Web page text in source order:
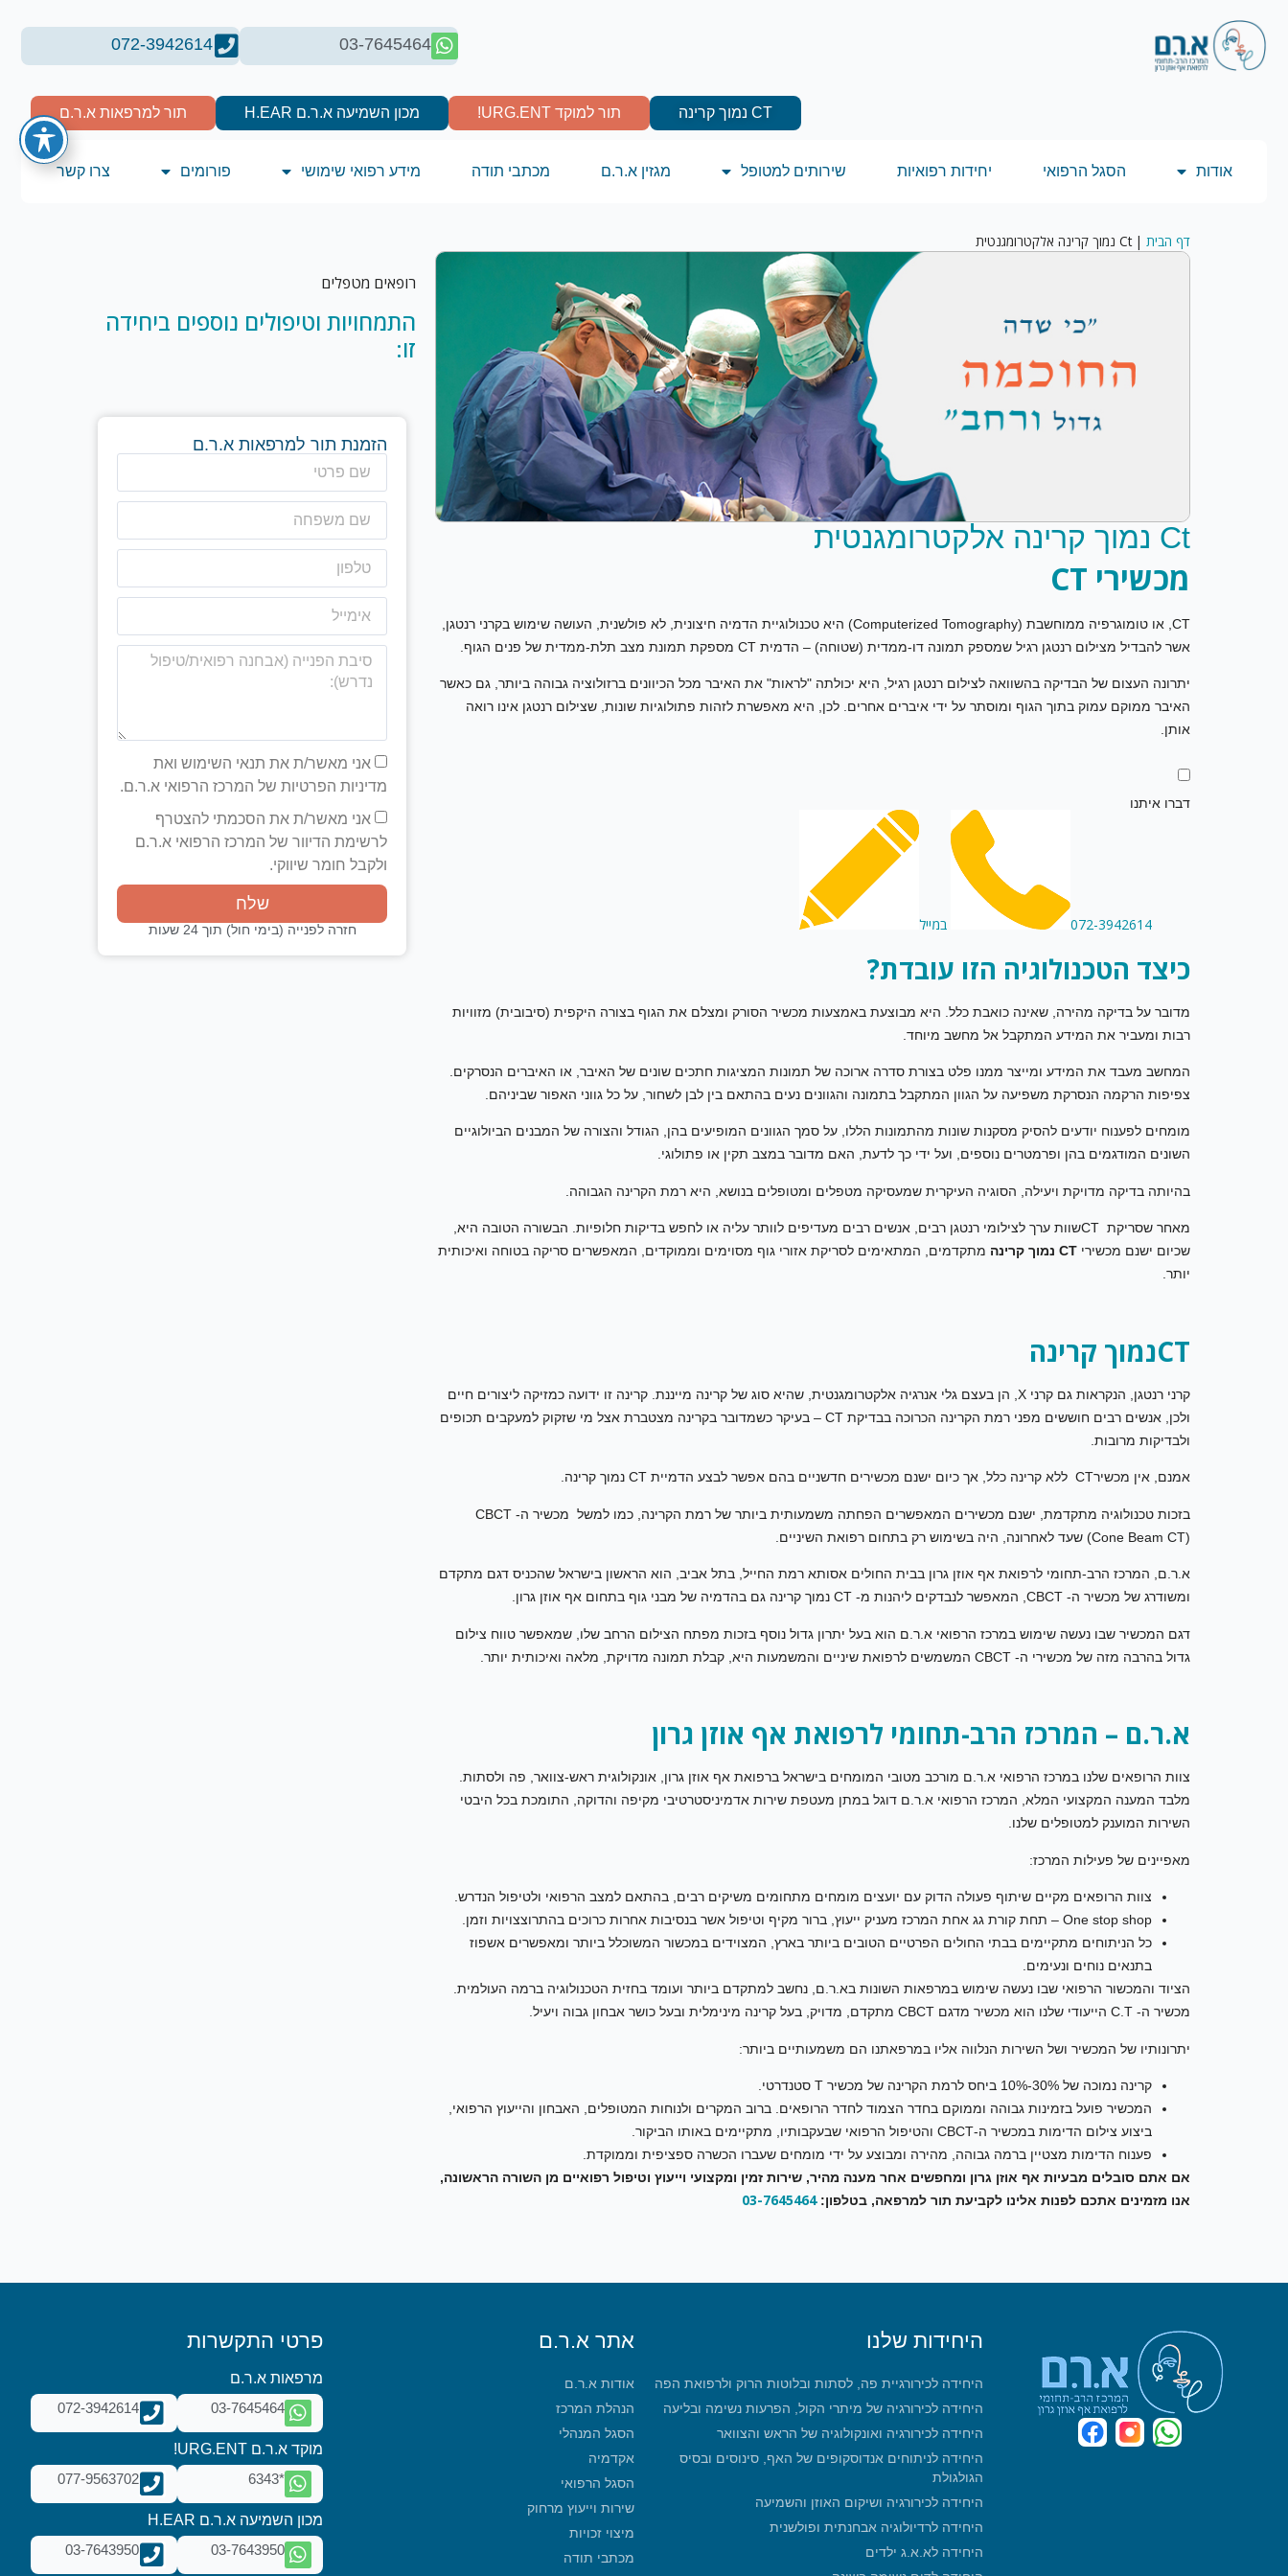
03-7645464
072-3942614
תור למרפאות א.ר.ם מכון השמיעה א.ר.ם H.EAR תור למוקד URG.ENT! CT נמוך קרינה
אודות הסגל הרפואי יחידות רפואיות שירותים למטופל מגזין א.ר.ם מכתבי תודה מידע רפואי שימושי פורומים צרו קשר
דף הבית |Ct נמוך קרינה אלקטרומגנטית
Ct נמוך קרינה אלקטרומגנטית
מכשירי CT
CT, או טומוגרפיה ממוחשבת (Computerized Tomography) היא טכנולוגיית הדמיה חיצונית, לא פולשנית, העושה שימוש בקרני רנטגן,
אשר להבדיל מצילום רנטגן רגיל שמספק תמונה דו-ממדית (שטוחה) – הדמית CT מספקת תמונת מצב תלת-ממדית של פנים הגוף.
יתרונה העצום של הבדיקה בהשוואה לצילום רנטגן רגיל, היא יכולתה "לראות" את האיבר מכל הכיוונים ברזולוציה גבוהה ביותר, גם כאשר
האיבר ממוקם עמוק בתוך הגוף ומוסתר על ידי איברים אחרים. לכן, היא מאפשרת לזהות פתולוגיות שונות, שצילום רנטגן אינו רואה
אותן.
דברו איתנו
072-3942614 במייל
כיצד הטכנולוגיה הזו עובדת?
מדובר על בדיקה מהירה, שאינה כואבת כלל. היא מבוצעת באמצעות מכשיר הסורק ומצלם את הגוף בצורה היקפית (סיבובית) מזוויות
רבות ומעביר את המידע המתקבל אל מחשב מיוחד.
המחשב מעבד את המידע ומייצר ממנו פלט בצורת סדרה ארוכה של תמונות המציגות חתכים שונים של האיבר, או האיברים הנסרקים.
צפיפות הרקמה הנסרקת משפיעה על הגוון המתקבל בתמונה והגוונים נעים בהתאם בין לבן לשחור, על כל גווני האפור שביניהם.
מומחים לפענוח יודעים להסיק מסקנות שונות מהתמונות הללו, על סמך הגוונים המופיעים בהן, הגודל והצורה של המבנים הביולוגיים
השונים המודגמים בהן ופרמטרים נוספים, ועל ידי כך לדעת, האם מדובר במצב תקין או פתולוגי.
בהיותה בדיקה מדויקת ויעילה, הסוגיה העיקרית שמעסיקה מטפלים ומטופלים בנושא, היא רמת הקרינה הגבוהה.
מאחר שסריקת CTשוות ערך לצילומי רנטגן רבים, אנשים רבים מעדיפים לוותר עליה או לחפש בדיקות חלופיות. הבשורה הטובה היא,
שכיום ישנם מכשירי CT נמוך קרינה מתקדמים, המתאימים לסריקת אזורי גוף מסוימים וממוקדים, המאפשרים סריקה בטוחה ואיכותית
יותר.
CTנמוך קרינה
קרני רנטגן, הנקראות גם קרני X, הן בעצם גלי אנרגיה אלקטרומגנטית, שהיא סוג של קרינה מייננת. קרינה זו ידועה כמזיקה ליצורים חיים
ולכן, אנשים רבים חוששים מפני רמת הקרינה הכרוכה בבדיקת CT – בעיקר כשמדובר בקרינה מצטברת אצל מי שזקוק למעקבים תכופים
ולבדיקות מרובות.
אמנם, אין מכשירCT ללא קרינה כלל, אך כיום ישנם מכשירים חדשניים בהם אפשר לבצע הדמיית CT נמוך קרינה.
בזכות טכנולוגיה מתקדמת, ישנם מכשירים המאפשרים הפחתה משמעותית ביותר של רמת הקרינה, כמו למשל מכשיר ה- CBCT
(Cone Beam CT) שעד לאחרונה, היה בשימוש רק בתחום רפואת השיניים.
א.ר.ם, המרכז הרב-תחומי לרפואת אף אוזן גרון בבית החולים אסותא רמת החייל, בתל אביב, הוא הראשון בישראל שהכניס דגם מתקדם
ומשודרג של מכשיר ה- CBCT, המאפשר לנבדקים ליהנות מ- CT נמוך קרינה גם בהדמיה של מבני גוף בתחום אף אוזן גרון.
דגם המכשיר שבו נעשה שימוש במרכז הרפואי א.ר.ם הוא בעל יתרון גדול נוסף בזכות מפתח הצילום הרחב שלו, שמאפשר טווח צילום
גדול בהרבה מזה של מכשירי ה- CBCT המשמשים לרפואת שיניים והמשמעות היא, קבלת תמונה מדויקת, מלאה ואיכותית יותר.
א.ר.ם – המרכז הרב-תחומי לרפואת אף אוזן גרון
צוות הרופאים שלנו במרכז הרפואי א.ר.ם מורכב מטובי המומחים בישראל ברפואת אף אוזן גרון, אונקולוגית ראש-צוואר, פה ולסתות.
מלבד המענה המקצועי המלא, המרכז הרפואי א.ר.ם דוגל במתן מעטפת שירות אדמיניסטרטיבי מקיפה והדוקה, התומכת בכל היבטי
השירות המוענק למטופלים שלנו.
מאפיינים של פעילות המרכז:
צוות הרופאים מקיים שיתוף פעולה הדוק עם יועצים מומחים מתחומים משיקים רבים, בהתאם למצב הרפואי ולטיפול הנדרש.
One stop shop – תחת קורת גג אחת המרכז מעניק ייעוץ, ברור מקיף וטיפול אשר בנסיבות אחרות כרוכים בהתרוצצויות וזמן.
כל הניתוחים מתקיימים בבתי החולים הפרטיים הטובים ביותר בארץ, המצוידים במכשור המשוכלל ביותר ומאפשרים אשפוז
בתנאים נוחים ונעימים.
הציוד והמכשור הרפואי שבו נעשה שימוש במרפאות השונות בא.ר.ם, נחשב למתקדם ביותר ועומד בחזית הטכנולוגיה ברמה העולמית.
מכשיר ה- C.T הייעודי שלנו הוא מכשיר מדגם CBCT מתקדם, מדויק, בעל קרינה מינימלית ובעל כושר אבחון גבוה ויעיל.
יתרונותיו של המכשיר ושל השירות הנלווה אליו במרפאתנו הם משמעותיים ביותר:
קרינה נמוכה של 30%-10% ביחס לרמת הקרינה של מכשיר T סטנדרטי.
המכשיר פועל בזמינות גבוהה וממוקם בחדר הצמוד לחדר הרופאים. ברוב המקרים ולנוחות המטופלים, האבחון והייעוץ הרפואי,
ביצוע צילום הדימות במכשיר ה-CBCT והטיפול הרפואי שבעקבותיו, מתקיימים באותו הביקור.
פענוח הדימות מצטיין ברמה גבוהה, מהירה ומבוצע על ידי מומחים שעברו הכשרה ספציפית וממוקדת.
אם אתם סובלים מבעיות אף אוזן גרון ומחפשים אחר מענה מהיר, שירות זמין ומקצועי וייעוץ וטיפול רפואיים מן השורה הראשונה,
אנו מזמינים אתכם לפנות אלינו לקביעת תור למרפאה, בטלפון:03-7645464
רופאים מטפלים
התמחויות וטיפולים נוספים ביחידה
זו:
הזמנת תור למרפאות א.ר.ם
אני מאשר/ת את תנאי השימוש ואת
מדיניות הפרטיות של המרכז הרפואי א.ר.ם.
אני מאשר/ת את הסכמתי להצטרף
לרשימת הדיוור של המרכז הרפואי א.ר.ם
ולקבל חומר שיווקי.
שלח
חזרה לפנייה (בימי חול) תוך 24 שעות
היחידות שלנו
היחידה לכירורגיית פה, לסתות ובלוטות הרוק ולרפואת הפה
היחידה לכירורגיה של מיתרי הקול, הפרעות נשימה ובליעה
היחידה לכירורגיה ואונקולוגיה של הראש והצוואר
היחידה לניתוחים אנדוסקופים של האף, סינוסים ובסיס
הגולגולת
היחידה לכירורגיה ושיקום האוזן והשמיעה
היחידה לרדיולוגיה אבחנתית ופולשנית
היחידה לא.א.ג ילדים
אתר א.ר.ם
אודות א.ר.ם
הנהלת המרכז
הסגל המנהלי
אקדמיה
הסגל הרפואי
שירות וייעוץ מרחוק
מיצוי זכויות
מכתבי תודה
פרטי התקשרות
מרפאות א.ר.ם
03-7645464
072-3942614
מוקד א.ר.ם URG.ENT!
*6343
077-9563702
מכון השמיעה א.ר.ם H.EAR
03-7643950
03-7643950